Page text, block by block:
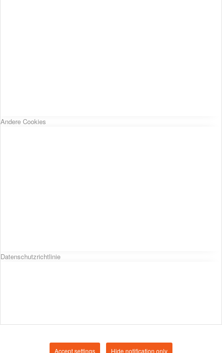
Andere Cookies
Datenschutzrichtlinie
Accept settings Hide notification only